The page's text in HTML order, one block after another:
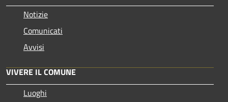
Notizie
Comunicati
Avvisi
VIVERE IL COMUNE
Luoghi